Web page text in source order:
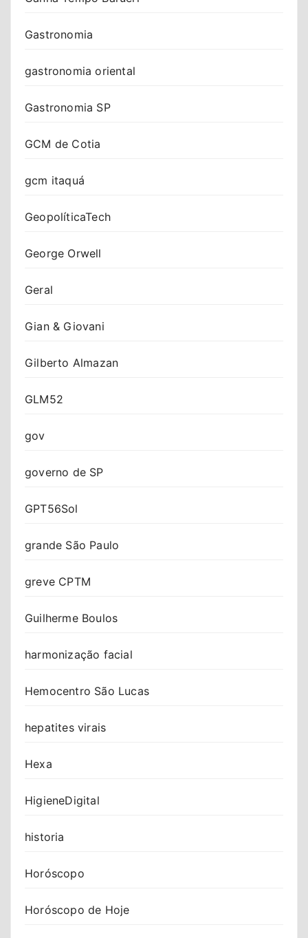
Gastronomia
gastronomia oriental
Gastronomia SP
GCM de Cotia
gcm itaquá
GeopolíticaTech
George Orwell
Geral
Gian & Giovani
Gilberto Almazan
GLM52
gov
governo de SP
GPT56Sol
grande São Paulo
greve CPTM
Guilherme Boulos
harmonização facial
Hemocentro São Lucas
hepatites virais
Hexa
HigieneDigital
historia
Horóscopo
Horóscopo de Hoje